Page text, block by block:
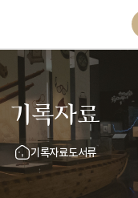
기록자료
기록자료도서류